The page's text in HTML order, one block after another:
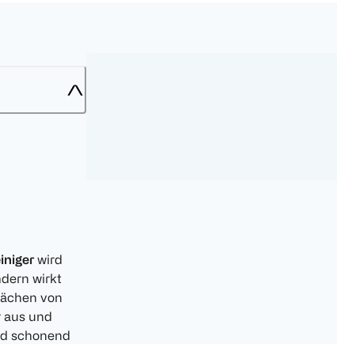
wird
wirkt
von
aus und
schonend